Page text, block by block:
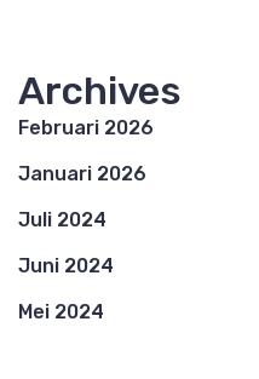
Archives
Februari 2026
Januari 2026
Juli 2024
Juni 2024
Mei 2024